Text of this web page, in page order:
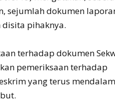
sejumlah dokumen
pihaknya.
terhadap dokumen
pemeriksaan terhadap
yang terus